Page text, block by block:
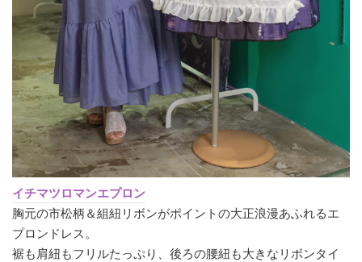
イチマツロマンエプロン
胸元の市松柄＆組紐リボンがポイントの大正浪漫あふれるエ
プロンドレス。
裾も肩紐もフリルたっぷり、後ろの腰紐も大きなリボンタイ